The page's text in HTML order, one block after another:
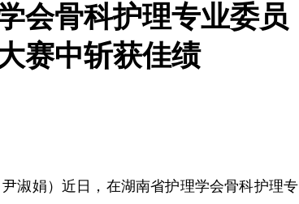
会骨科护理专业委员
赛中斩获佳绩
尹淑娟）近日，在湖南省护理学会骨科护理专